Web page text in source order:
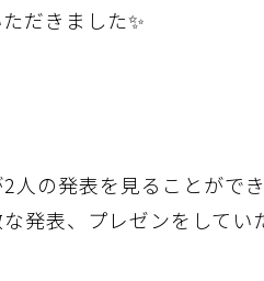
だきました✨
人の発表を見ることがで
発表、プレゼンをしてい